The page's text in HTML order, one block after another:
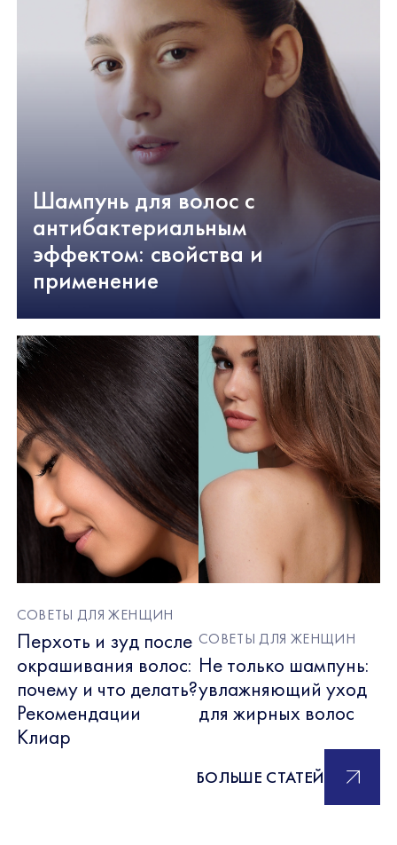
Шампунь для волос с
антибактериальным
эффектом: свойства и
применение
БОЛЬШЕ СТАТЕЙ
СОВЕТЫ ДЛЯ ЖЕНЩИН
Перхоть и зуд после
окрашивания волос:
почему и что делать?
Рекомендации
Клиар
СОВЕТЫ ДЛЯ ЖЕНЩИН
Не только шампунь:
увлажняющий уход
для жирных волос